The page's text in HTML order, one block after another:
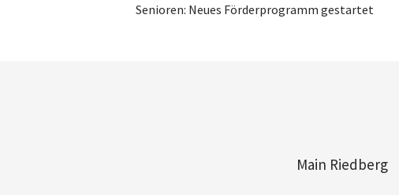
Senioren: Neues Förderprogramm gestartet
Main Riedberg